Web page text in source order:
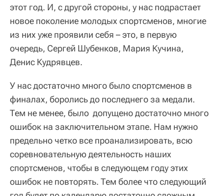
этот год. И, с другой стороны, у нас подрастает
новое поколение молодых спортсменов, многие
из них уже проявили себя – это, в первую
очередь, Сергей Шубенков, Мария Кучина,
Денис Кудрявцев.
У нас достаточно много было спортсменов в
финалах, боролись до последнего за медали.
Тем не менее, было допущено достаточно много
ошибок на заключительном этапе. Нам нужно
предельно четко все проанализировать, всю
соревновательную деятельность наших
спортсменов, чтобы в следующем году этих
ошибок не повторять. Тем более что следующий